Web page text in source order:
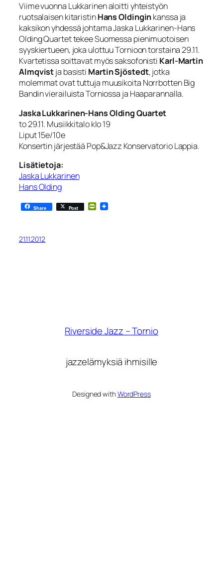
Viime vuonna Lukkarinen aloitti yhteistyön
ruotsalaisen kitaristinHans Oldinginkanssa ja
kaksikon yhdessä johtama Jaska Lukkarinen-Hans
Olding Quartet tekee Suomessa pienimuotoisen
syyskiertueen, joka ulottuu Tornioon torstaina 29.11.
Kvartetissa soittavat myös saksofonisti Karl-Martin
Almqvistja basisti Martin Sjöstedt, jotka
molemmat ovat tuttuja muusikoita Norrbotten Big
Bandin vierailuista Torniossa ja Haaparannalla.
Jaska Lukkarinen-Hans Olding Quartet
to 29.11. Musiikkitalo klo 19
Liput 15e/10e
Konsertin järjestää Pop&Jazz Konservatorio Lappia.
Lisätietoja:
Jaska Lukkarinen
Hans Olding
Share Post PrintFriendly
21.11.2012
Riverside Jazz – Tornio
jazzelämyksiä ihmisille
Designed withWordPress